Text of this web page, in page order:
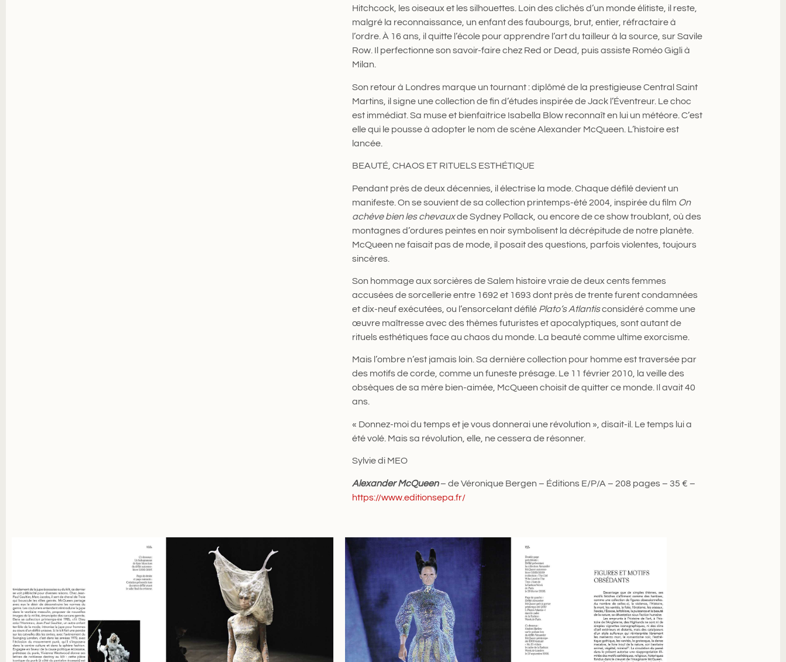
Hitchcock, les oiseaux et les silhouettes. Loin des clichés d’un monde élitiste, il reste,
malgré la reconnaissance, un enfant des faubourgs, brut, entier, réfractaire à
l’ordre. À 16 ans, il quitte l’école pour apprendre l’art du tailleur à la source, sur Savile
Row. Il perfectionne son savoir-faire chez Red or Dead, puis assiste Roméo Gigli à
Milan.
Son retour à Londres marque un tournant : diplômé de la prestigieuse Central Saint
Martins, il signe une collection de fin d’études inspirée de Jack l’Éventreur. Le choc
est immédiat. Sa muse et bienfaitrice Isabella Blow reconnaît en lui un météore. C’est
elle qui le pousse à adopter le nom de scène Alexander McQueen. L’histoire est
lancée.
BEAUTÉ, CHAOS ET RITUELS ESTHÉTIQUE
Pendant près de deux décennies, il électrise la mode. Chaque défilé devient un
manifeste. On se souvient de sa collection printemps-été 2004, inspirée du film On
achève bien les chevauxde Sydney Pollack, ou encore de ce show troublant, où des
montagnes d’ordures peintes en noir symbolisent la décrépitude de notre planète.
McQueen ne faisait pas de mode, il posait des questions, parfois violentes, toujours
sincères.
Son hommage aux sorcières de Salem histoire vraie de deux cents femmes
accusées de sorcellerie entre 1692 et 1693 dont près de trente furent condamnées
et dix-neuf exécutées, ou l’ensorcelant défilé Plato’s Atlantisconsidéré comme une
œuvre maîtresse avec des thèmes futuristes et apocalyptiques, sont autant de
rituels esthétiques face au chaos du monde. La beauté comme ultime exorcisme.
Mais l’ombre n’est jamais loin. Sa dernière collection pour homme est traversée par
des motifs de corde, comme un funeste présage. Le 11 février 2010, la veille des
obsèques de sa mère bien-aimée, McQueen choisit de quitter ce monde. Il avait 40
ans.
« Donnez-moi du temps et je vous donnerai une révolution », disait-il. Le temps lui a
été volé. Mais sa révolution, elle, ne cessera de résonner.
Sylvie di MEO
Alexander McQueen– de Véronique Bergen – Éditions E/P/A – 208 pages – 35 € –
https://www.editionsepa.fr/